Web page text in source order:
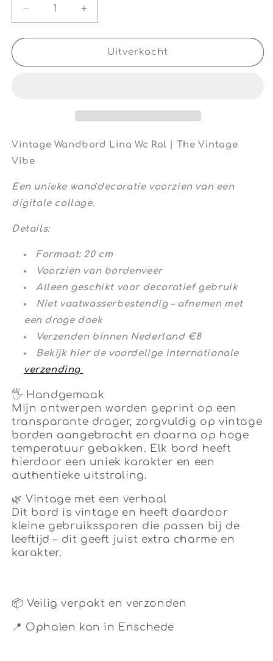
Aantal
verlagen
voor
Wandbord
Vintage
Aantal
verhogen
voor
Vintage
Wandbord
Vintage
Uitverkocht
Vintage Wandbord Lina Wc Rol | The Vintage
Vibe
Een unieke wanddecoratie voorzien van een
digitale collage.
Details:
Formaat: 20 cm
Voorzien van bordenveer
Alleen geschikt voor decoratief gebruik
Niet vaatwasserbestendig – afnemen met
een droge doek
Verzenden binnen Nederland €8
Bekijk hier de voordelige internationale
verzending
🖐 Handgemaak
Mijn ontwerpen worden geprint op een
transparante drager, zorgvuldig op vintage
borden aangebracht en daarna op hoge
temperatuur gebakken. Elk bord heeft
hierdoor een uniek karakter en een
authentieke uitstraling.
🌿Vintage met een verhaal
Dit bord is vintage en heeft daardoor
kleine gebruikssporen die passen bij de
leeftijd – dit geeft juist extra charme en
karakter.
📦 Veilig verpakt en verzonden
📍 Ophalen kan in Enschede